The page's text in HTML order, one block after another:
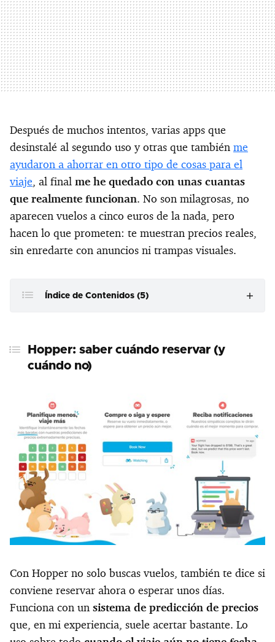
Después de muchos intentos, varias apps que
desinstalé al segundo uso y otras que también me
ayudaron a ahorrar en otro tipo de cosas para el
viaje, al final me he quedado con unas cuantas
que realmente funcionan. No son milagrosas, no
aparecen vuelos a cinco euros de la nada, pero
hacen lo que prometen: te muestran precios reales,
sin enredarte con anuncios ni trampas visuales.
Índice de Contenidos (5)
Skiplagged: encontrar rutas menos obvias (y a veces
mucho más baratas)
Kiwi: ideal para vuelos con escalas y combinaciones
raras
WayAway: vuelos baratos y cashback real
Hopper: saber cuándo reservar (y
cuándo no)
Con Hopper no solo buscas vuelos, también te dice si
conviene reservar ahora o esperar unos días.
Funciona con un sistema de predicción de precios
que, en mi experiencia, suele acertar bastante. Lo